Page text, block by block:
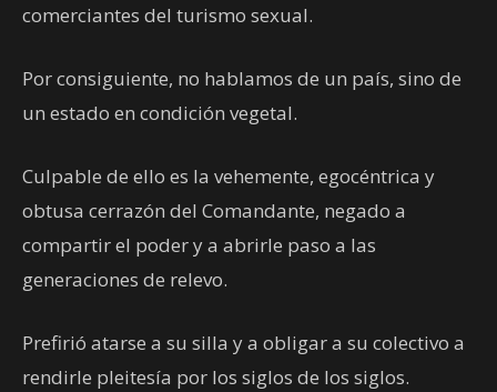
comerciantes del turismo sexual.
Por consiguiente, no hablamos de un país, sino de
un estado en condición vegetal.
Culpable de ello es la vehemente, egocéntrica y
obtusa cerrazón del Comandante, negado a
compartir el poder y a abrirle paso a las
generaciones de relevo.
Prefirió atarse a su silla y a obligar a su colectivo a
rendirle pleitesía por los siglos de los siglos.